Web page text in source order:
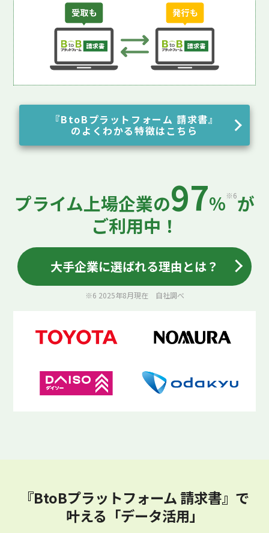
『BtoBプラットフォーム 請求書』
のよくわかる特徴はこちら
プライム上場企業の97%※6が
ご利用中！
大手企業に選ばれる理由とは？
※6 2025年8月現在 自社調べ
『BtoBプラットフォーム 請求書』で
叶える「データ活用」